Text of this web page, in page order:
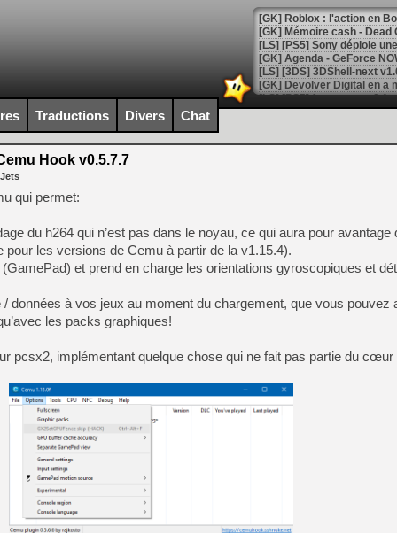
[GK] Roblox : l'action en
[GK] Agenda - GeForce
[GK] Devolver Digital en a
[LS] [PS5] ps5-y2jb-
[GK] Pourquoi Marvel
[GK] Test : Restory : Chill
[GK] GTA 6 : Rockstar
[GK] Hot Wheels Infinite
[GK] Mémoire cash -
[GK] Résultats Nintendo :
[GK] Déjà des
[Mo5] Brickboy cherche à
[GK] Minecraft et ses «
[GK] Beast of
[GK] Ubisoft : fin de partie
[GK] Mémoire cash -
[GK] Dan Houser (GTA)
[GK] Comment EA Sports
[GK] Crimson Moon : un
[GK] Isle of Reveries : le
[GK] Moonlighter 2 : The
[GK] Capcom relance
[Mo5] Deux inédits du
[GK] Le beat'em up The
[GK] Endless Legend 2 :
Traductions Divers Chat
Hook v0.5.7.7
qui permet:
du h264 qui n’est pas dans le noyau, ce qui aura pour avantage
les versions de Cemu à partir de la v1.15.4).
et prend en charge les orientations gyroscopiques et
données à vos jeux au moment du chargement, que vous pouvez
les packs graphiques!
pcsx2, implémentant quelque chose qui ne fait pas partie du cœur